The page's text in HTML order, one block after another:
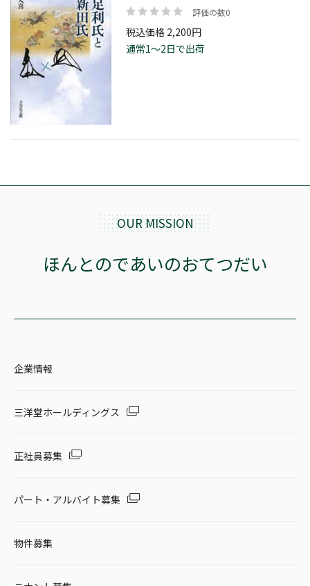
評価の数0
税込価格 2,200円
通常1～2日で出荷
OUR MISSION
ほんとのであいのおてつだい
企業情報
三洋堂ホールディングス
正社員募集
パート・アルバイト募集
物件募集